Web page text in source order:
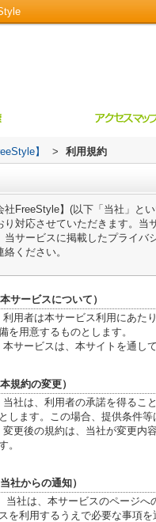
】 > 利用規約
社FreeStyle】(以下「当社」と
り対応させていただきます。当
当サービスに掲載したプライバ
絡ください。
サービスについて）
利用者は本サービス利用にあ
を用意するものとします。
本サービスは、本サイトを通し
規約の変更）
当社は、利用者の承諾を得る
とします。この場合、提供条件等
変更後の規約は、当社が変更
。
社からの通知）
当社は、本サービスのページ
スを利用するうえで必要な事項を